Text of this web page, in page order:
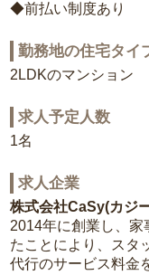
◆前払い制度あり
勤務地の住宅タイ
2LDKのマンション
求人予定人数
1名
求人企業
株式会社CaSy(カジ
2014年に創業し、家
たことにより、スタ
代行のサービス料金